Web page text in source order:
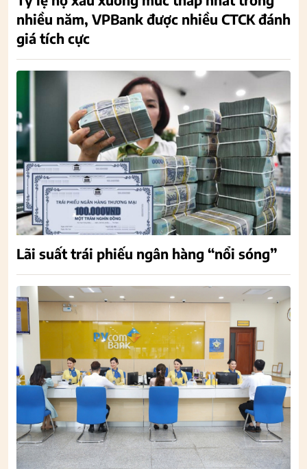
nhiều năm, VPBank được nhiều CTCK đánh
giá tích cực
Lãi suất trái phiếu ngân hàng “nổi sóng”